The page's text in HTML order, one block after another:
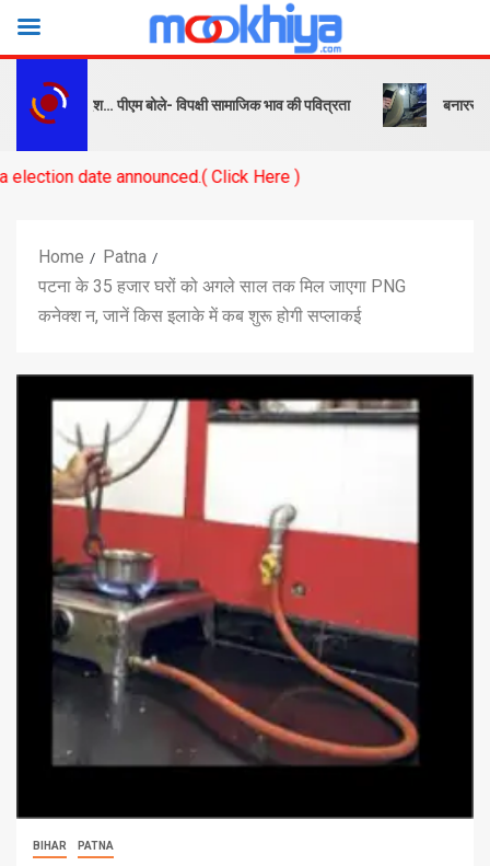
और संदेश… पीएम बोले- विपक्षी सामाजिक भाव की पवित्रता बनारस स्टेशन के
announced.( Click Here )
Home
Patna
पटना के 35 हजार घरों को अगले साल तक मिल जाएगा PNG
कनेक्श न, जानें किस इलाके में कब शुरू होगी सप्लाकई
BIHAR PATNA